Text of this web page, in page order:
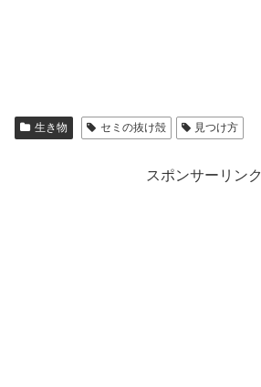
生き物 セミの抜け殻 見つけ方
スポンサーリンク